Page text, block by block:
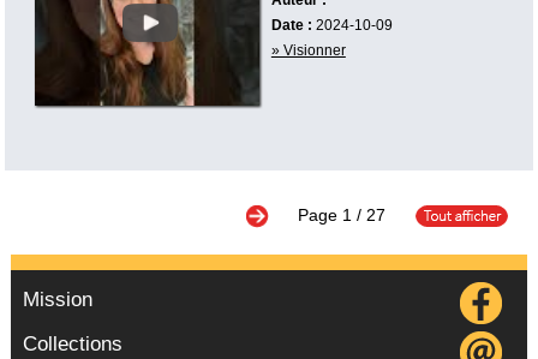
Date : 2024-10-09
» Visionner
Page 1 / 27
Mission
Collections